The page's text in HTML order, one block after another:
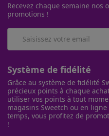
Recevez chaque semaine nos
promotions !
Système de fidélité
Grâce au système de fidélité
précieux points à chaque
utiliser vos points à tout
magasins Sweetch ou en
temps, vous profitez de
!